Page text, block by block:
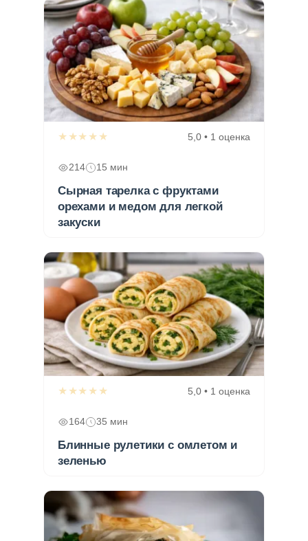
★★★★★ 5,0 • 1 оценка
214 15 мин
Сырная тарелка с фруктами
орехами и медом для легкой
закуски
★★★★★ 5,0 • 1 оценка
164 35 мин
Блинные рулетики с омлетом и
зеленью